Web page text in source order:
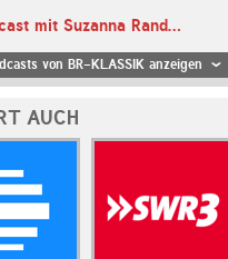
Kosmos Musik - Der Wissens-Podcast mit Suzanna Randall
von BR-KLASSIK anzeigen
AUCH